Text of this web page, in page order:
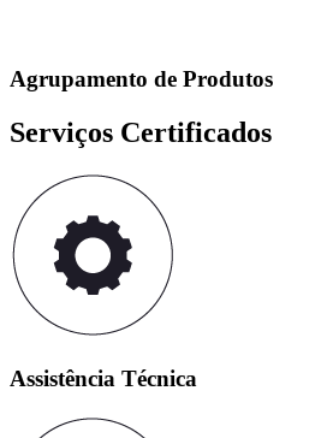
Agrupamento de Produtos
Serviços Certificados
Assistência Técnica